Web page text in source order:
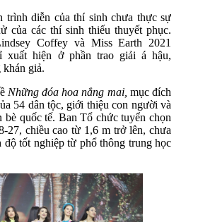
trình diễn của thí sinh chưa thực sự
của các thí sinh thiếu thuyết phục.
Coffey và Miss Earth 2021
xuất hiện ở phần trao giải á hậu,
giả.
Những đóa hoa nắng mai, mục đích
54 dân tộc, giới thiệu con người và
bè quốc tế. Ban Tổ chức tuyển chọn
27, chiều cao từ 1,6 m trở lên, chưa
tốt nghiệp từ phổ thông trung học